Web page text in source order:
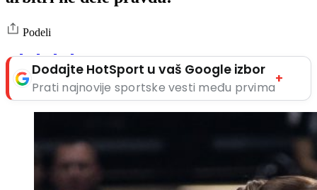
Podeli
Dodajte HotSport u vaš Google izbor
Prati najnovije sportske vesti među prvima
+